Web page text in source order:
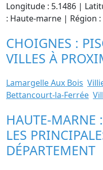
Longitude : 5.1486 |
: Haute-marne | Région :
CHOIGNES :
VILLES À
Lamargelle Aux Bois
Bettancourt-la-Ferrée
HAUTE-MARNE
LES
DÉPARTEMENT